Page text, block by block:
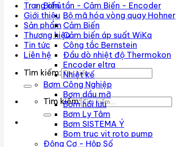
Trang chủ
Giới thiệu
Sản phẩm
Thương hiệu
Tin tức
Liên hệ
Tìm kiếm:
Tìm kiếm:
Biến tần - Cảm Biến - Encoder
Bộ mã hóa vòng quay Hohner
Cảm Biến
Cảm biến áp suất WiKa
Công tắc Bernstein
Đầu dò nhiệt độ Thermokon
Encoder eltra
Nhiệt kế
Bơm Công Nghiệp
Bơm dầu mỡ
Bơm hồi lưu
Bơm Ly Tâm
Bơm SISTEMA Ý
Bom truc vit roto pump
Động Cơ - Hộp Số